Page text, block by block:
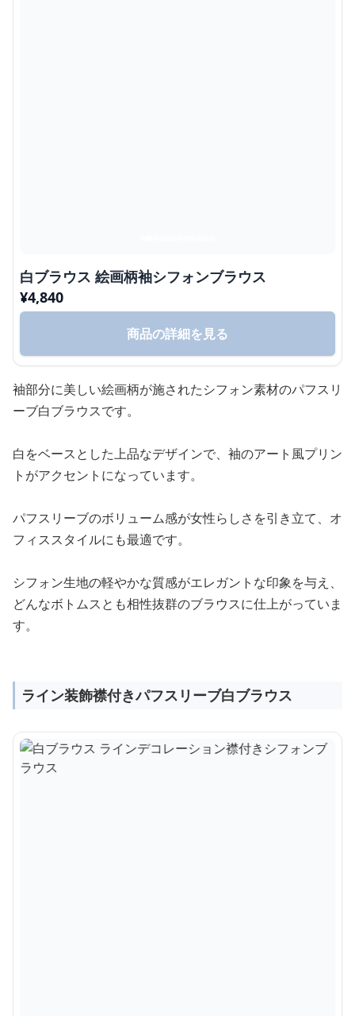
白ブラウス 絵画柄袖シフォンブラウス
¥4,840
商品の詳細を見る
袖部分に美しい絵画柄が施されたシフォン素材のパフスリ
ーブ白ブラウスです。
白をベースとした上品なデザインで、袖のアート風プリン
トがアクセントになっています。
パフスリーブのボリューム感が女性らしさを引き立て、オ
フィススタイルにも最適です。
シフォン生地の軽やかな質感がエレガントな印象を与え、
どんなボトムスとも相性抜群のブラウスに仕上がっていま
す。
ライン装飾襟付きパフスリーブ白ブラウス